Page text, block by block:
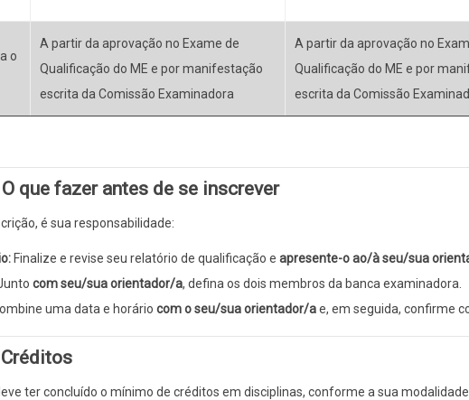
o
A partir da aprovação no Exame de
Qualificação do ME e por manifestação
escrita da Comissão Examinadora
A partir da aprovação no
Qualificação do ME e por
escrita da Comissão
que fazer antes de se inscrever
é sua responsabilidade:
Finalize e revise seu relatório de qualificação e apresente-o ao/à seu/sua
com seu/sua orientador/a, defina os dois membros da banca examinadora.
uma data e horário com o seu/sua orientador/ae, em seguida, confirme
ter concluído o mínimo de créditos em disciplinas, conforme a sua